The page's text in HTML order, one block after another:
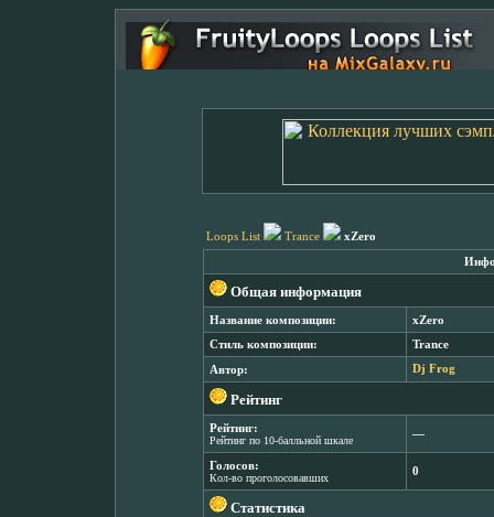
Loops List Trance xZero
Общая информация
Название композиции: xZero
Стиль композиции: Trance
Автор: Dj Frog
Рейтинг
Рейтинг:
Рейтинг по 10-балльной шкале
―
Голосов:
Кол-во проголосовавших
0
Статистика